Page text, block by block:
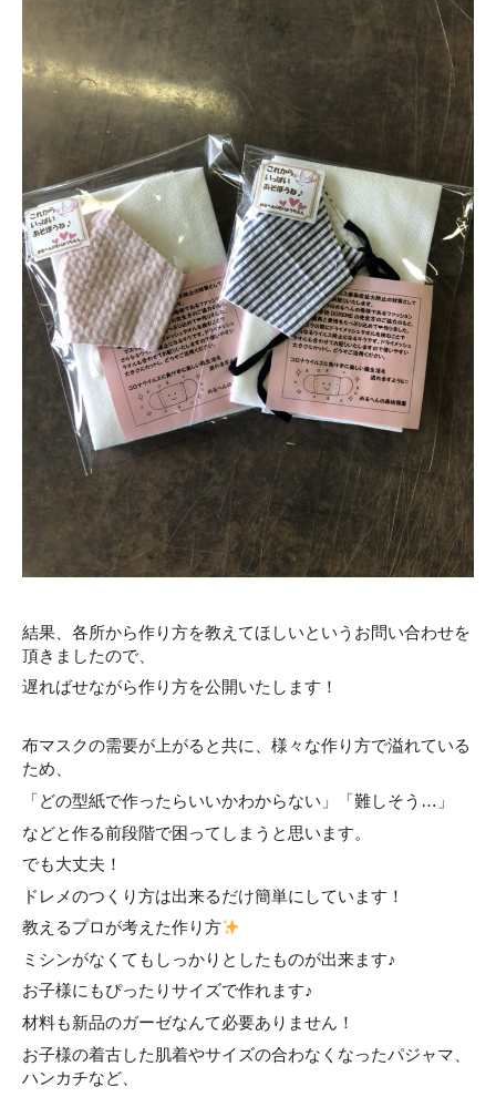
結果、各所から作り方を教えてほしいというお問い合わせを
頂きましたので、
遅ればせながら作り方を公開いたします！
布マスクの需要が上がると共に、様々な作り方で溢れている
ため、
「どの型紙で作ったらいいかわからない」「難しそう…」
などと作る前段階で困ってしまうと思います。
でも大丈夫！
ドレメのつくり方は出来るだけ簡単にしています！
教えるプロが考えた作り方
ミシンがなくてもしっかりとしたものが出来ます♪
お子様にもぴったりサイズで作れます♪
材料も新品のガーゼなんて必要ありません！
お子様の着古した肌着やサイズの合わなくなったパジャマ、
ハンカチなど、